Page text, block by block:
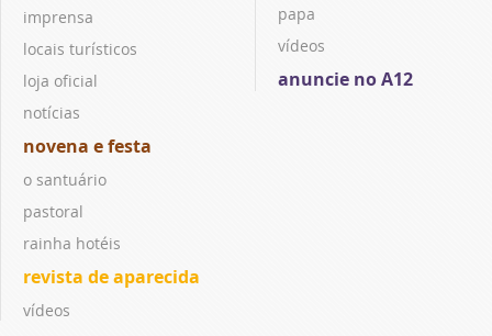
imprensa
locais turísticos
loja oficial
notícias
novena e festa
o santuário
pastoral
rainha hotéis
revista de aparecida
vídeos
papa
vídeos
anuncie no A12